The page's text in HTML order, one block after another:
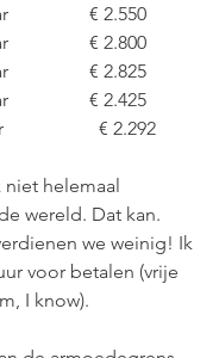
€ 2.550
€ 2.800
€ 2.825
€ 2.425
€ 2.292
niet helemaal
wereld. Dat kan.
we weinig! Ik
voor betalen (vrije
I know).